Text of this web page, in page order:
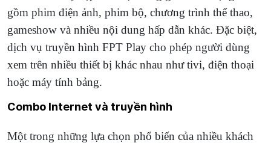
gồm phim điện ảnh, phim bộ, chương trình thể thao,
gameshow và nhiều nội dung hấp dẫn khác. Đặc biệt,
dịch vụ truyền hình FPT Play cho phép người dùng
xem trên nhiều thiết bị khác nhau như tivi, điện thoại
hoặc máy tính bảng.
Combo Internet và truyền hình
Một trong những lựa chọn phổ biến của nhiều khách